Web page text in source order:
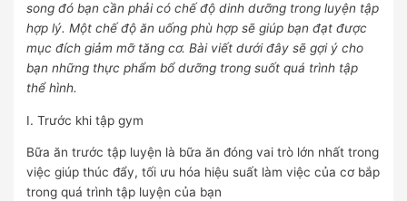
song đó bạn cần phải có chế độ dinh dưỡng trong luyện tập
hợp lý. Một chế độ ăn uống phù hợp sẽ giúp bạn đạt được
mục đích giảm mỡ tăng cơ. Bài viết dưới đây sẽ gợi ý cho
bạn những thực phẩm bổ dưỡng trong suốt quá trình tập
thể hình.
I. Trước khi tập gym
Bữa ăn trước tập luyện là bữa ăn đóng vai trò lớn nhất trong
việc giúp thúc đẩy, tối ưu hóa hiệu suất làm việc của cơ bắp
trong quá trình tập luyện của bạn